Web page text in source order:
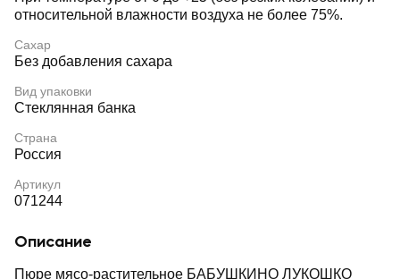
относительной влажности воздуха не более 75%.
Сахар
Без добавления сахара
Вид упаковки
Стеклянная банка
Страна
Россия
Артикул
071244
Описание
Пюре мясо-растительное БАБУШКИНО ЛУКОШКО